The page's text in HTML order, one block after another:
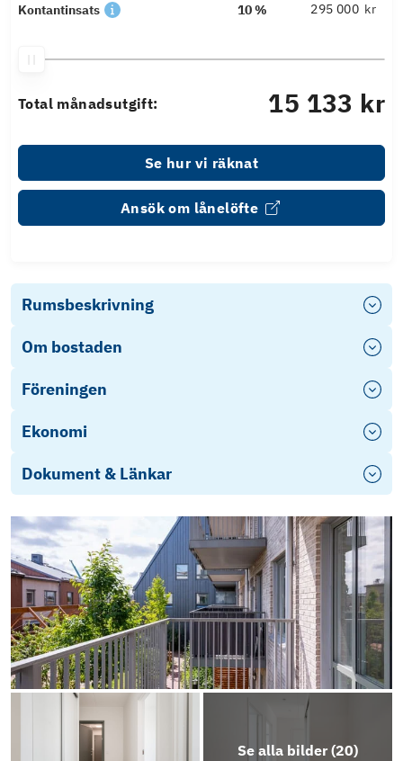
Kontantinsats 10 % kr
Total månadsutgift: 15 133 kr
Se hur vi räknat
Ansök om lånelöfte
Rumsbeskrivning
Om bostaden
Föreningen
Ekonomi
Dokument & Länkar
LGH 17 HSB brf Inre hamnen
Energideklaration
Stadgar
Årsredovisning
Erbjudande LF Bank
Se alla bilder (20)